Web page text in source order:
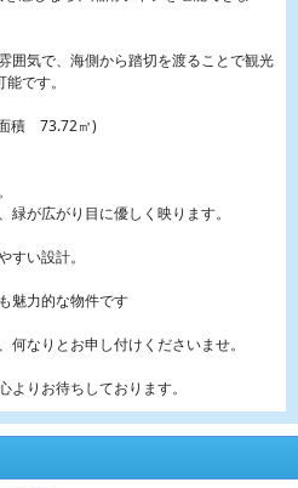
囲気で、海側から踏切を渡ることで観光
です。
積 73.72㎡)
緑が広がり目に優しく映ります。
すい設計。
魅力的な物件です
何なりとお申し付けくださいませ。
よりお待ちしております。